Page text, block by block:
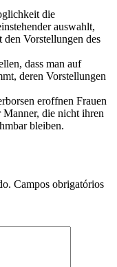
die
auswahlt,
den Vorstellungen des
dass man auf
deren Vorstellungen
eroffnen Frauen
die nicht ihren
bleiben.
Campos obrigatórios